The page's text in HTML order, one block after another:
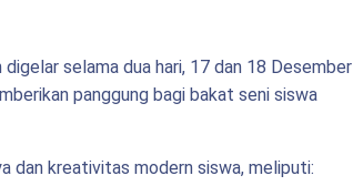
digelar selama dua hari, 17 dan 18 Desember
panggung bagi bakat seni siswa
dan kreativitas modern siswa, meliputi: